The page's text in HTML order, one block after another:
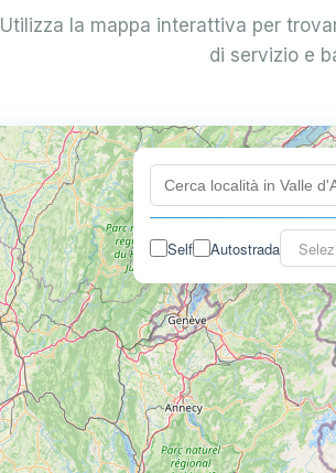
Utilizza la mappa interattiva per
di servizio e
Self Autostrada